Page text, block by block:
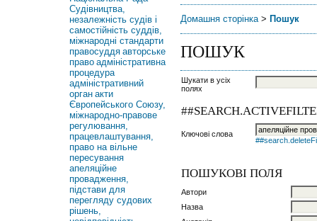
Судівництва,
незалежність судів і
самостійність суддів,
міжнародні стандарти
правосуддя авторське
право адміністративна
процедура
адміністративний
орган акти
Європейського Союзу,
міжнародно-правове
регулювання,
працевлаштування,
право на вільне
пересування
апеляційне
провадження,
підстави для
перегляду судових
рішень,
Домашня сторінка> Пошук
ПОШУК
Шукати в усіх
полях
Ключові слова
ПОШУКОВІ ПОЛЯ
Автори
Назва